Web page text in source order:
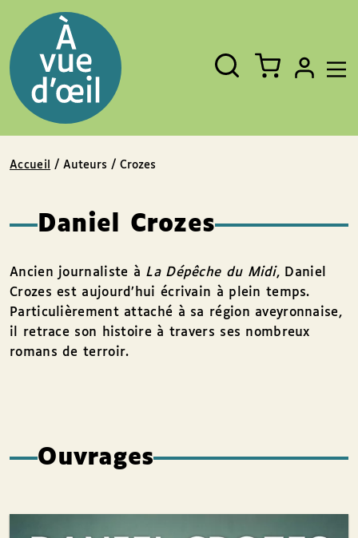
Fermer
Rechercher
un
livre,
un
auteur,
un
EAN
Accueil / Auteurs / Crozes
Daniel Crozes
Ancien journaliste à La Dépêche du Midi, Daniel
Crozes est aujourd’hui écrivain à plein temps.
Particulièrement attaché à sa région aveyronnaise,
il retrace son histoire à travers ses nombreux
romans de terroir.
Ouvrages